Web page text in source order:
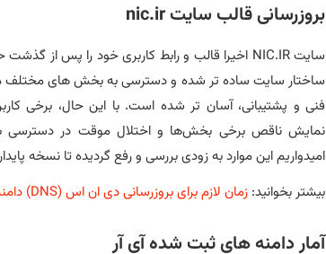
بروزرسانی قالب سایت nic.ir
ساختار سایت ساده‌ تر شده و دسترسی به بخش‌ های مختلف
فنی و پشتیبانی، آسان‌ تر شده است. با این حال، برخی
نمایش ناقص برخی بخش‌ها و اختلال موقت در دسترسی به
امیدواریم این موارد به زودی بررسی و رفع گردیده تا نسخه
بیشتر بخوانید: زمان لازم برای بروزرسانی دی ان اس (DNS) دامنه های آی آر ir
آمار دامنه های ثبت شده آی آر